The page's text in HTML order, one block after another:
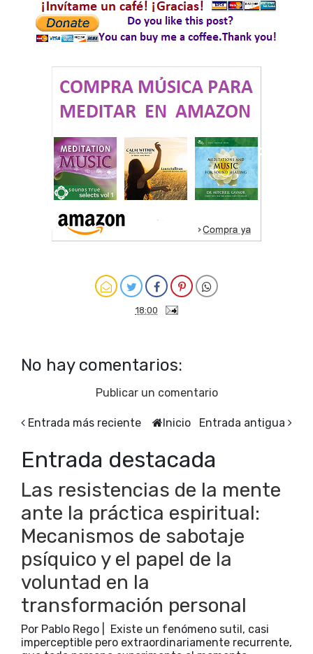
18:00
No hay comentarios:
Publicar un comentario
Entrada más reciente Entrada antigua
Inicio
Entrada destacada
Las resistencias de la mente
ante la práctica espiritual:
Mecanismos de sabotaje
psíquico y el papel de la
voluntad en la
transformación personal
Por Pablo Rego | Existe un fenómeno sutil, casi
imperceptible pero extraordinariamente recurrente,